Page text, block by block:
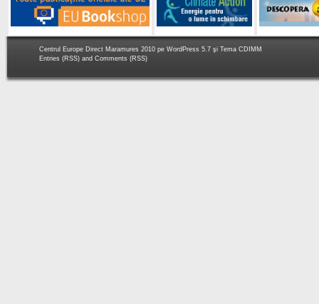
Centrul Europe Direct Maramures 2010 pe WordPress 5.7 şi Tema CDIMM
Entries (RSS) and Comments (RSS)